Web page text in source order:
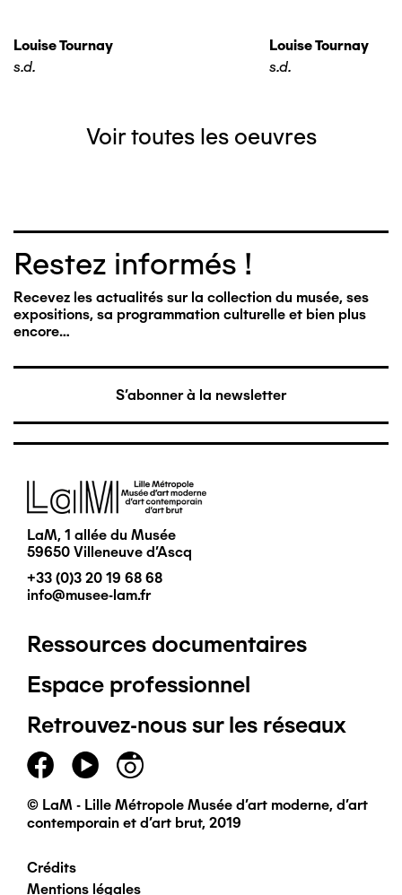
Louise Tournay
s.d.
Louise Tournay
s.d.
Voir toutes les oeuvres
Restez informés !
Recevez les actualités sur la collection du musée, ses
expositions, sa programmation culturelle et bien plus
encore…
S'abonner à la newsletter
Image
LaM, 1 allée du Musée
59650 Villeneuve d'Ascq
+33 (0)3 20 19 68 68
info@musee-lam.fr
Pied
de
page
principal
Ressources documentaires
Espace professionnel
Retrouvez-nous sur les réseaux
© LaM - Lille Métropole Musée d'art moderne, d'art
contemporain et d'art brut, 2019
Pied
Crédits
Mentions légales